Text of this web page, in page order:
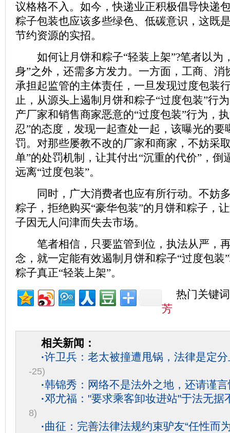
议格格不入。如今，快递业正积极倡导快递
粽子包装也应该多些绿色、低碳意识，这既
节约资源的实招。
如何让月饼和粽子“轻装上架”?笔者以为
身”之外，还需多方发力。一方面，工商、消
承担起监管的主体责任，一旦发现过度包装
止，从源头上遏制月饼和粽子“过度包装”行
产厂家和销售商家恶意的“过度包装”行为，
忍”的态度，发现一起查处一起，该曝光的要
罚。对那些屡教不改的厂家和商家，不妨采
单”的处罚机制，让其付出“沉重的代价”，倒
远离“过度包装”。
同时，广大消费者也应有所行动。不妨
粽子，拒绝购买“豪华包装”的月饼和粽子，
子因无人问津而失去市场。
笔者相信，只要监管到位，执法从严，
念，就一定能有效遏制月饼和粽子“过度包装
粽子真正“轻装上架”。
热门关键
芳
相关新闻：
·许卫兵：老太被撞遭甩锅，法律是定
-25)
·韩锦秀：网络不是法外之地，还请谨
·邓尤福："要求乘客卸妆进站"于法无据
8)
·曲征：完善法律法规约束驴友“任性而